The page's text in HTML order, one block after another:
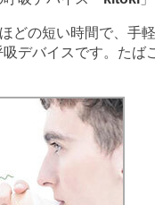
どの短い時間で、手
デバイスです。たば